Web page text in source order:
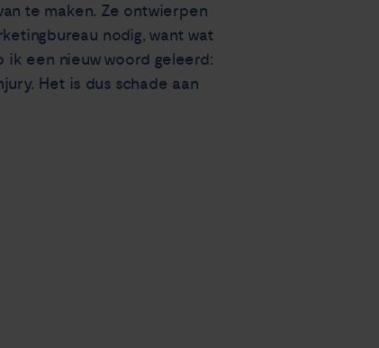
te maken. Ze ontwierpen
nodig, want wat
ik een nieuw woord geleerd:
Het is dus schade aan